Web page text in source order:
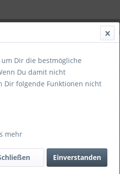
16,99 €
inkl.
Sofort
um Dir die bestmögliche
Du damit nicht
Dir folgende Funktionen nicht
mehr
Einverstanden